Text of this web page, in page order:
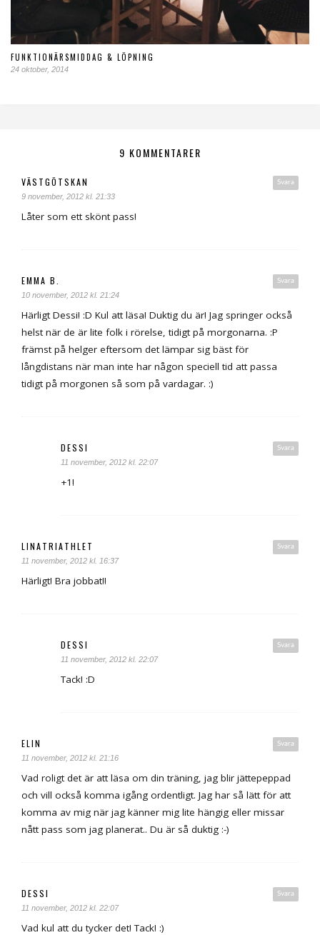
FUNKTIONÄRSMIDDAG & LÖPNING
24 oktober, 2014
9 KOMMENTARER
Svara
VÄSTGÖTSKAN
9 november, 2012 kl. 21:33
Låter som ett skönt pass!
Svara
EMMA B.
10 november, 2012 kl. 21:24
Härligt Dessi! :D Kul att läsa! Duktig du är! Jag springer också
helst när de är lite folk i rörelse, tidigt på morgonarna. :P
främst på helger eftersom det lämpar sig bäst för
långdistans när man inte har någon speciell tid att passa
tidigt på morgonen så som på vardagar. :)
Svara
DESSI
11 november, 2012 kl. 22:07
+1!
Svara
LINATRIATHLET
11 november, 2012 kl. 16:37
Härligt! Bra jobbat!!
Svara
DESSI
11 november, 2012 kl. 22:07
Tack! :D
Svara
ELIN
11 november, 2012 kl. 21:16
Vad roligt det är att läsa om din träning, jag blir jättepeppad
och vill också komma igång ordentligt. Jag har så lätt för att
komma av mig när jag känner mig lite hängig eller missar
nått pass som jag planerat.. Du är så duktig :-)
Svara
DESSI
11 november, 2012 kl. 22:07
Vad kul att du tycker det! Tack! :)